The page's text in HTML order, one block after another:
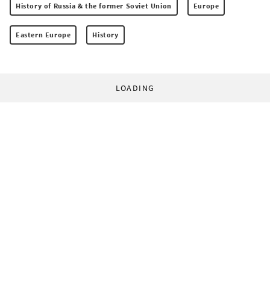
History of Russia & the former Soviet Union Europe
Eastern Europe History
LOADING